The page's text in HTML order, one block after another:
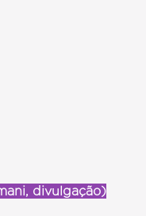
divulgação)